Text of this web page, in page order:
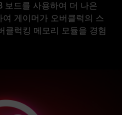
보드를 사용하여 더 나은
게이머가 오버클럭의 스
클럭킹 메모리 모듈을 경험